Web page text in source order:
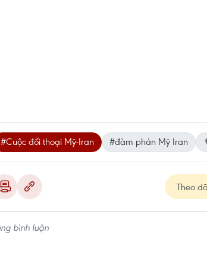
#Cuộc đối thoại Mỹ-Iran #đàm phán Mỹ Iran
Theo